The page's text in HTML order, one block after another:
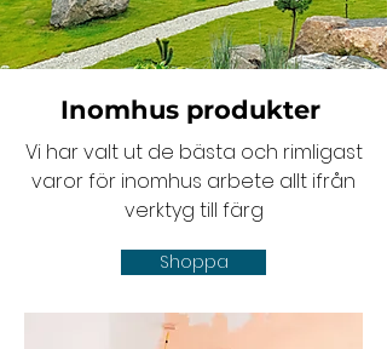
Inomhus produkter
Vi har valt ut de bästa och rimligast
varor för inomhus arbete allt ifrån
verktyg till färg
Shoppa